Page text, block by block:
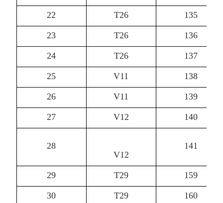
22 T26 135
23 T26 136
24 T26 137
25 V11 138
26 V11 139
27 V12 140
28
V12
141
29 T29 159
30 T29 160